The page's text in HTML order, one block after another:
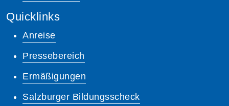
Quicklinks
Anreise
Pressebereich
Ermäßigungen
Salzburger Bildungsscheck